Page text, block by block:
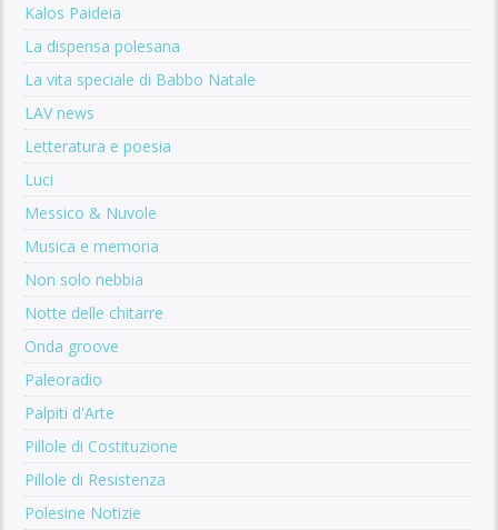
Kalos Paideia
La dispensa polesana
La vita speciale di Babbo Natale
LAV news
Letteratura e poesia
Luci
Messico & Nuvole
Musica e memoria
Non solo nebbia
Notte delle chitarre
Onda groove
Paleoradio
Palpiti d'Arte
Pillole di Costituzione
Pillole di Resistenza
Polesine Notizie